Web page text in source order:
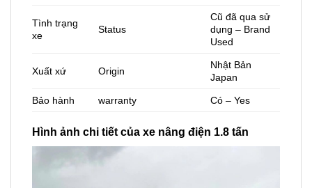
Tình trạng
xe
Status
Cũ đã qua sử
dụng – Brand
Used
Xuất xứ Origin
Nhật Bản
Japan
Bảo hành warranty Có – Yes
Hình ảnh chi tiết của xe nâng điện 1.8 tấn